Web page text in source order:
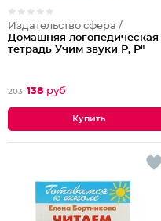
Издательство сфера /
Домашняя логопедическая
тетрадь Учим звуки Р, Р"
203 138 руб